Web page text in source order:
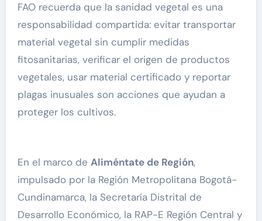
FAO recuerda que la sanidad vegetal es una
responsabilidad compartida: evitar transportar
material vegetal sin cumplir medidas
fitosanitarias, verificar el origen de productos
vegetales, usar material certificado y reportar
plagas inusuales son acciones que ayudan a
proteger los cultivos.
En el marco de Aliméntate de Región,
impulsado por la Región Metropolitana Bogotá-
Cundinamarca, la Secretaría Distrital de
Desarrollo Económico, la RAP-E Región Central y